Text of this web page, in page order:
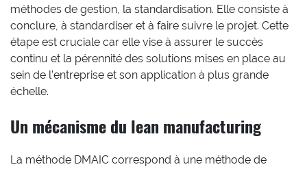
méthodes de gestion, la standardisation. Elle consiste à
conclure, à standardiser et à faire suivre le projet. Cette
étape est cruciale car elle vise à assurer le succès
continu et la pérennité des solutions mises en place au
sein de l’entreprise et son application à plus grande
échelle.
Un mécanisme du lean manufacturing
La méthode DMAIC correspond à une méthode de